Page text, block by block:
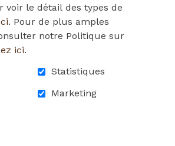
voir le détail des types de
. Pour de plus amples
notre Politique sur
ici.
Statistiques
Marketing